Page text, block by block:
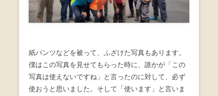
紙パンツなどを被って、ふざけた写真もあります。
僕はこの写真を見せてもらった時に、誰かが「この
写真は使えないですね」と言ったのに対して、必ず
使おうと思いました。そして「使います」と言いま